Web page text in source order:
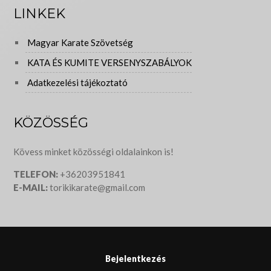
LINKEK
Magyar Karate Szövetség
KATA ÉS KUMITE VERSENYSZABÁLYOK
Adatkezelési tájékoztató
KÖZÖSSÉG
Kövess minket közösségi oldalainkon is!
TELEFON:+36203951841
E-MAIL:torikikarate@gmail.com
Bejelentkezés